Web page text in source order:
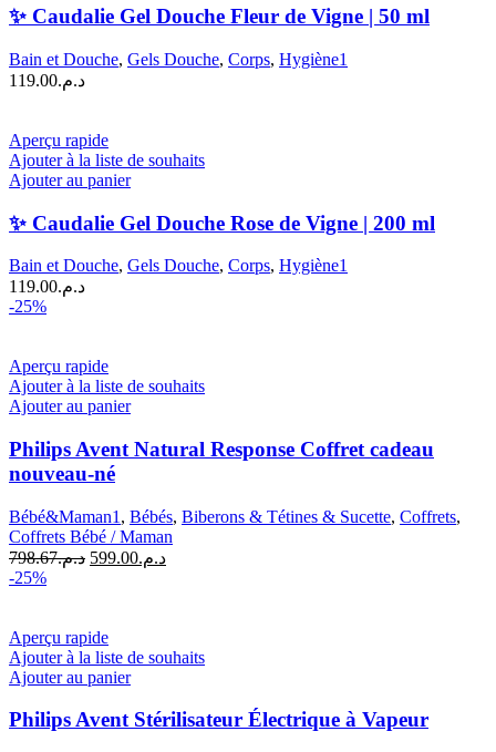
✨ Caudalie Gel Douche Fleur de Vigne | 50 ml
Bain et Douche, Gels Douche, Corps, Hygiène1
د.م.119.00
Aperçu rapide
Ajouter à la liste de souhaits
Ajouter au panier
✨ Caudalie Gel Douche Rose de Vigne | 200 ml
Bain et Douche, Gels Douche, Corps, Hygiène1
د.م.119.00
-25%
Aperçu rapide
Ajouter à la liste de souhaits
Ajouter au panier
Philips Avent Natural Response Coffret cadeau
nouveau-né
Bébé&Maman1 , Bébés, Biberons & Tétines & Sucette, Coffrets,
Coffrets Bébé / Maman
د.م.798.67
Le
د.م.599.00
Le
-25%
Aperçu rapide
Ajouter à la liste de souhaits
Ajouter au panier
Philips Avent Stérilisateur Électrique à Vapeur